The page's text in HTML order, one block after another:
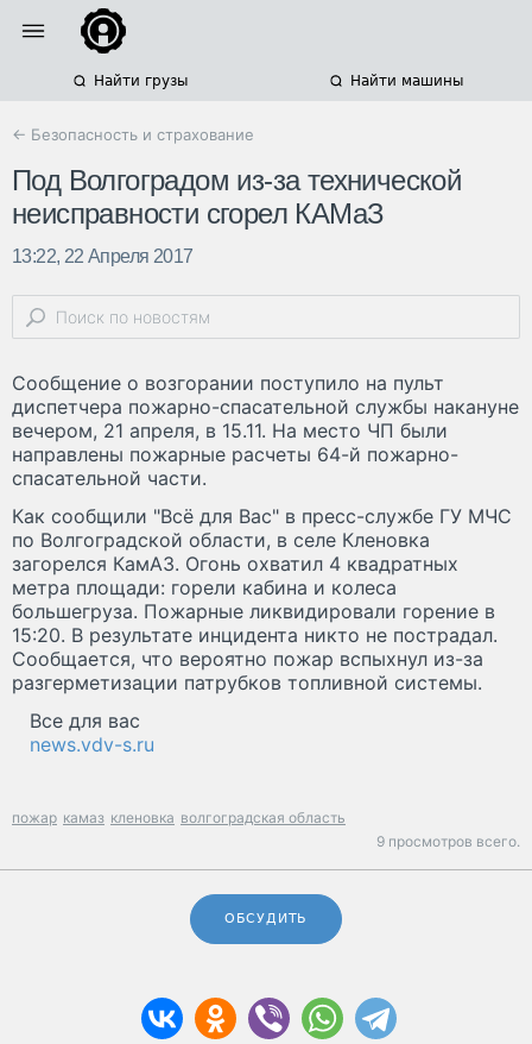
Найти грузы Найти машины
← Безопасность и страхование
Под Волгоградом из-за технической
неисправности сгорел КАМаЗ
13:22, 22 Апреля 2017
Сообщение о возгорании поступило на пульт
диспетчера пожарно-спасательной службы накануне
вечером, 21 апреля, в 15.11. На место ЧП были
направлены пожарные расчеты 64-й пожарно-
спасательной части.
Как сообщили "Всё для Вас" в пресс-службе ГУ МЧС
по Волгоградской области, в селе Кленовка
загорелся КамАЗ. Огонь охватил 4 квадратных
метра площади: горели кабина и колеса
большегруза. Пожарные ликвидировали горение в
15:20. В результате инцидента никто не пострадал.
Сообщается, что вероятно пожар вспыхнул из-за
разгерметизации патрубков топливной системы.
Все для вас
news.vdv-s.ru
пожар камаз кленовка волгоградская область
9 просмотров всего.
ОБСУДИТЬ